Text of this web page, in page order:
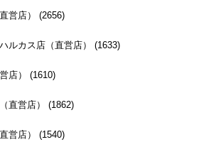
営店） (2656)
ルカス店（直営店） (1633)
店） (1610)
直営店） (1862)
営店） (1540)